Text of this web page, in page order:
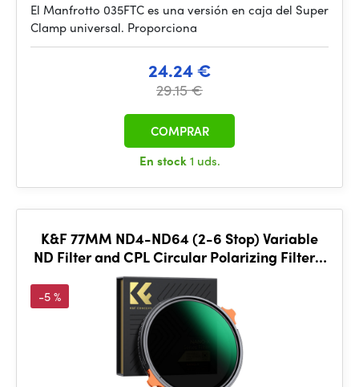
El Manfrotto 035FTC es una versión en caja del Super
Clamp universal. Proporciona
24.24 €
29.15 €
En stock1 uds.
COMPRAR
K&F 77MM ND4-ND64 (2-6 Stop) Variable
ND Filter and CPL Circular Polarizing Filter 2
in 1 with 28 La
-5 %